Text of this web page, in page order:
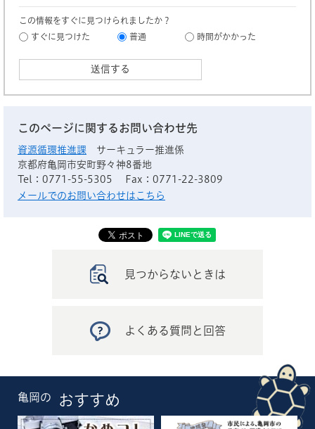
この情報をすぐに見つけられましたか？
すぐに見つけた
普通 時間がかかった
このページに関するお問い合わせ先
資源循環推進課
サーキュラー推進係
京都府亀岡市安町野々神8番地
Tel：0771-55-5305
Fax：0771-22-3809
メールでのお問い合わせはこちら
見つからないときは
よくある質問と回答
亀岡の おすすめ